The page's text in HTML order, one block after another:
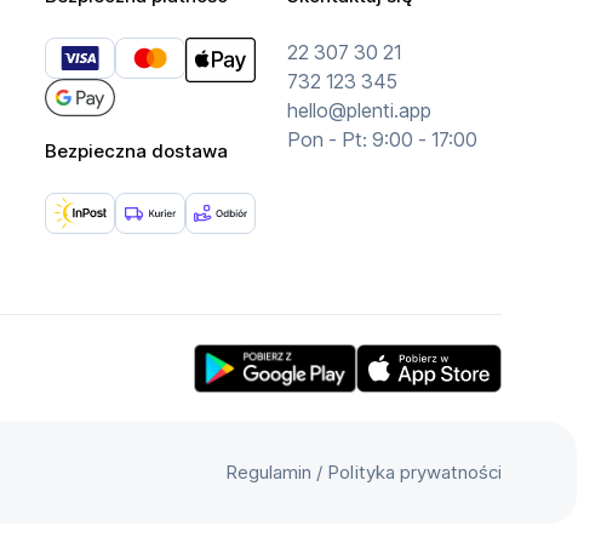
Bezpieczna dostawa
22 307 30 21
732 123 345
hello@plenti.app
Pon - Pt: 9:00 - 17:00
Regulamin / Polityka prywatności